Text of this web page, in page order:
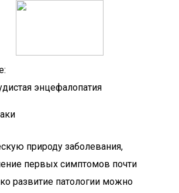
энцефалопатия
природу заболевания,
первых симптомов почти
развитие патологии можно